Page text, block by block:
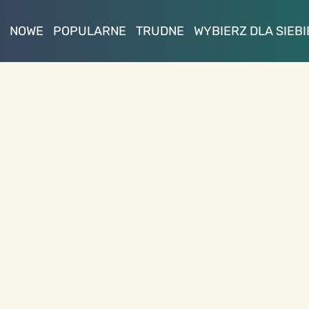
NOWE POPULARNE TRUDNE WYBIERZ DLA